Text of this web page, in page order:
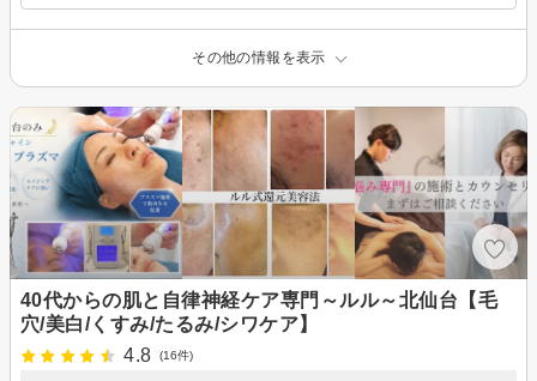
その他の情報を表示
40代からの肌と自律神経ケア専門～ルル～北仙台【毛
穴/美白/くすみ/たるみ/シワケア】
4.8
(16件)